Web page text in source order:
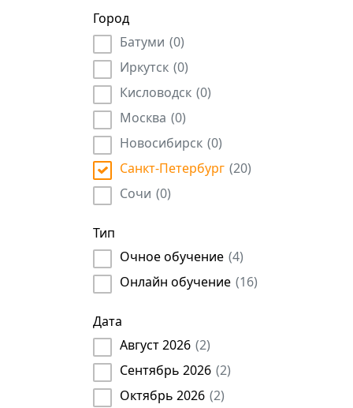
Учреждения культуры
Частное охранное предприятие (ЧОП)
Архитектор
Инженер (1069
Аудитор ( 335
Официант (25 )
Юрист (903)
Продавец (2)
Архивариус (25)
Копирайтер
Оценщик недвижимости
Индивидуальные предприниматели
Конструктор
Банковский работник
Технолог (302)
Торговый представитель
Город
Батуми (0)
Иркутск (0)
Кисловодск (0)
Москва (0)
Новосибирск (0)
Санкт-Петербург (20)
Сочи (0)
Тип
Очное обучение (4)
Онлайн обучение (16)
Дата
Август 2026 (2)
Сентябрь 2026 (2)
Октябрь 2026 (2)